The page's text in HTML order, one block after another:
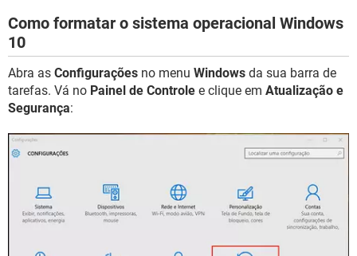
Como formatar o sistema operacional Windows
10
Abra as Configurações no menu Windows da sua barra de
tarefas. Vá no Painel de Controle e clique em Atualização e
Segurança: